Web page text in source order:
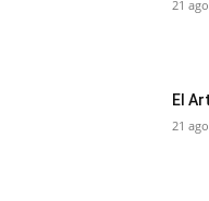
21
El
21